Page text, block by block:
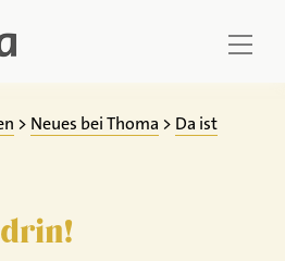
> Neues bei Thoma > Da ist